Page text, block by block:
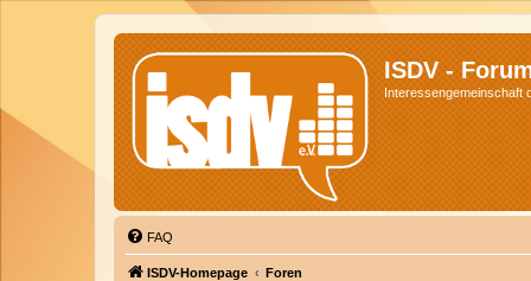
ISDV -
Interessengemeinschaft
FAQ
ISDV-Homepage Foren